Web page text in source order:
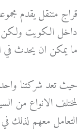
قراج متنقل يقدم
داخل الكويت ولكن
ما يمكن ان يحدث
حيث تعد شركتنا
لمختلف الانواع من
التعامل معهم